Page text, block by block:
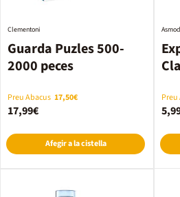
Guarda Puzles 500-
2000 peces
Clementoni
Preu Abacus 17,50€
17,99€
Afegir a la cistella
Preu